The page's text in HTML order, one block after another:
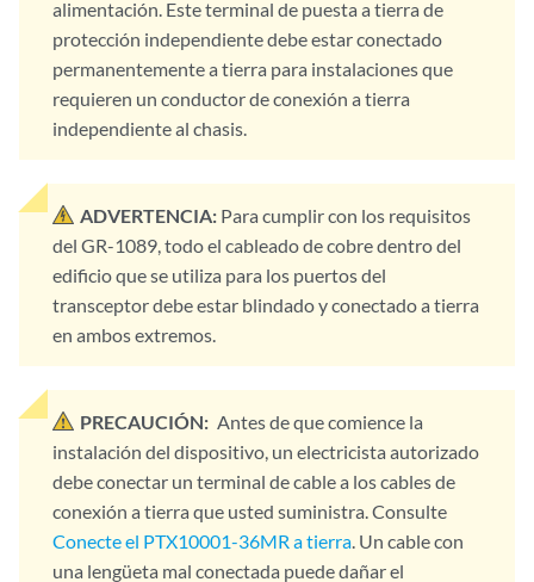
alimentación. Este terminal de puesta a tierra de
protección independiente debe estar conectado
permanentemente a tierra para instalaciones que
requieren un conductor de conexión a tierra
independiente al chasis.
ADVERTENCIA: Para cumplir con los requisitos
del GR-1089, todo el cableado de cobre dentro del
edificio que se utiliza para los puertos del
transceptor debe estar blindado y conectado a tierra
en ambos extremos.
PRECAUCIÓN: Antes de que comience la
instalación del dispositivo, un electricista autorizado
debe conectar un terminal de cable a los cables de
conexión a tierra que usted suministra. Consulte
Conecte el PTX10001-36MR a tierra. Un cable con
una lengüeta mal conectada puede dañar el